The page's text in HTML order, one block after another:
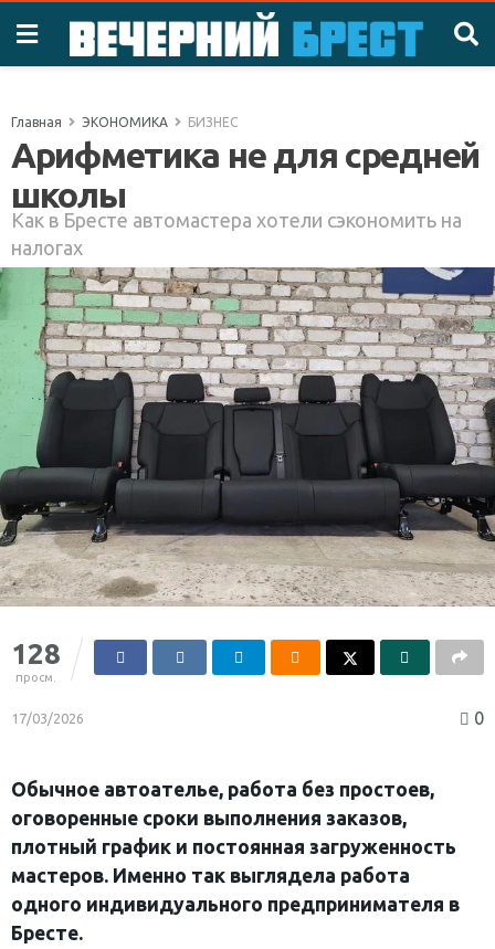
Главная ЭКОНОМИКА БИЗНЕС
Арифметика не для средней
школы
Как в Бресте автомастера хотели сэкономить на
налогах
128
просм.
17/03/2026 0
Обычное автоателье, работа без простоев,
оговоренные сроки выполнения заказов,
плотный график и постоянная загруженность
мастеров. Именно так выглядела работа
одного индивидуального предпринимателя в
Бресте.